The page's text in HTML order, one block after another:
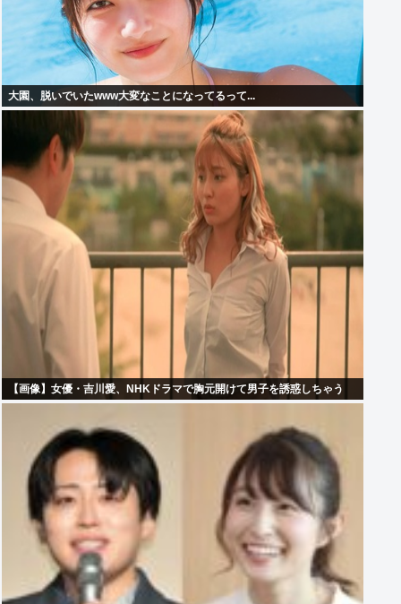
大園、脱いでいたwww大変なことになってるって...
【画像】女優・吉川愛、NHKドラマで胸元開けて男子を誘惑しちゃう